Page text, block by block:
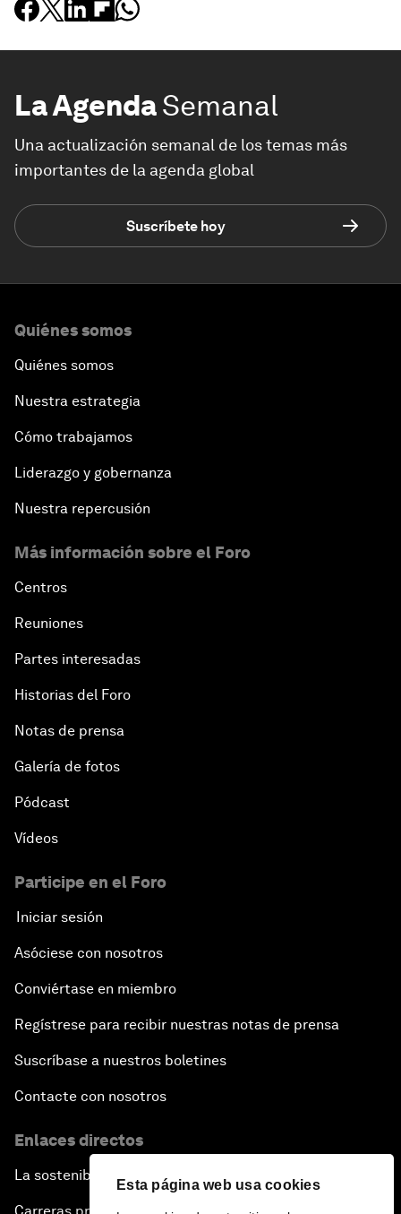
Esta página web usa cookies
La AgendaSemanal
Una actualización semanal de los temas más
importantes de la agenda global
Suscríbete hoy
Quiénes somos
Quiénes somos
Nuestra estrategia
Cómo trabajamos
Liderazgo y gobernanza
Nuestra repercusión
Más información sobre el Foro
Centros
Reuniones
Partes interesadas
Historias del Foro
Notas de prensa
Galería de fotos
Pódcast
Vídeos
Participe en el Foro
Iniciar sesión
Asóciese con nosotros
Conviértase en miembro
Regístrese para recibir nuestras notas de prensa
Suscríbase a nuestros boletines
Contacte con nosotros
Enlaces directos
La sostenibilidad en el Foro